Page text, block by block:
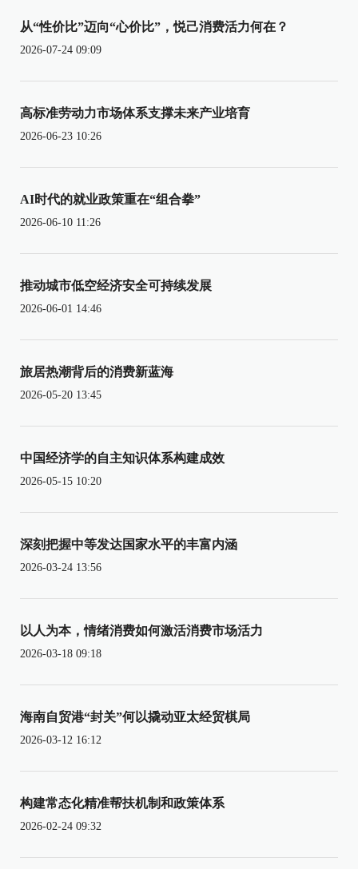
从“性价比”迈向“心价比”，悦己消费活力何在？
2026-07-24 09:09
高标准劳动力市场体系支撑未来产业培育
2026-06-23 10:26
AI时代的就业政策重在“组合拳”
2026-06-10 11:26
推动城市低空经济安全可持续发展
2026-06-01 14:46
旅居热潮背后的消费新蓝海
2026-05-20 13:45
中国经济学的自主知识体系构建成效
2026-05-15 10:20
深刻把握中等发达国家水平的丰富内涵
2026-03-24 13:56
以人为本，情绪消费如何激活消费市场活力
2026-03-18 09:18
海南自贸港“封关”何以撬动亚太经贸棋局
2026-03-12 16:12
构建常态化精准帮扶机制和政策体系
2026-02-24 09:32